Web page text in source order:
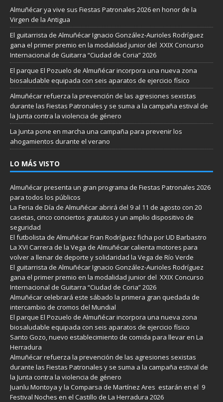
Almuñécar ya vive sus Fiestas Patronales 2026 en honor de la
Virgen de la Antigua
El guitarrista de Almuñécar Ignacio González-Aurioles Rodríguez
gana el primer premio en la modalidad junior del XXIX Concurso
Internacional de Guitarra “Ciudad de Coria” 2026
El parque El Pozuelo de Almuñécar incorpora una nueva zona
biosaludable equipada con seis aparatos de ejercicio físico
Almuñécar refuerza la prevención de las agresiones sexistas
durante las Fiestas Patronales y se suma a la campaña estival de
la Junta contra la violencia de género
La Junta pone en marcha una campaña para prevenir los
ahogamientos durante el verano
LO MÁS VISTO
Almuñécar presenta un gran programa de Fiestas Patronales 2026
para todos los públicos
La Feria de Día de Almuñécar abrirá del 9 al 11 de agosto con 20
casetas, cinco conciertos gratuitos y un amplio dispositivo de
seguridad
El futbolista de Almuñécar Fran Rodríguez ficha por UD Barbastro
La XVI Carrera de la Vega de Almuñécar calienta motores para
volver a llenar de deporte y solidaridad la Vega de Río Verde
El guitarrista de Almuñécar Ignacio González-Aurioles Rodríguez
gana el primer premio en la modalidad junior del XXIX Concurso
Internacional de Guitarra “Ciudad de Coria” 2026
Almuñécar celebrará este sábado la primera gran quedada de
intercambio de cromos del Mundial
El parque El Pozuelo de Almuñécar incorpora una nueva zona
biosaludable equipada con seis aparatos de ejercicio físico
Santo Gozo, nuevo establecimiento de comida para llevar en La
Herradura
Almuñécar refuerza la prevención de las agresiones sexistas
durante las Fiestas Patronales y se suma a la campaña estival de
la Junta contra la violencia de género
Juanlu Montoya y la Comparsa de Martínez Ares estarán en el 9
Festival Noches en el Castillo de La Herradura 2026